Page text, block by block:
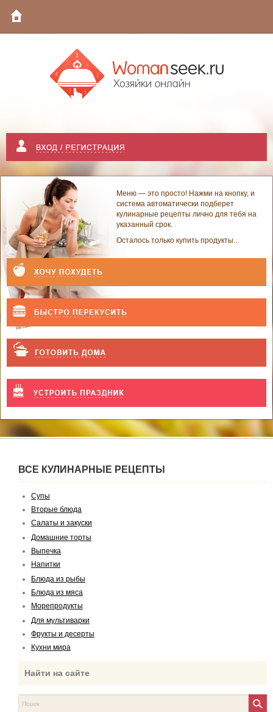
Меню — это просто! Нажми на кнопку, и
система автоматически подберет
кулинарные рецепты лично для тебя на
указанный срок.
Осталось только купить продукты...
ВСЕ КУЛИНАРНЫЕ РЕЦЕПТЫ
Супы
Вторые блюда
Салаты и закуски
Домашние торты
Выпечка
Напитки
Блюда из рыбы
Блюда из мяса
Морепродукты
Для мультиварки
Фрукты и десерты
Кухни мира
Найти на сайте